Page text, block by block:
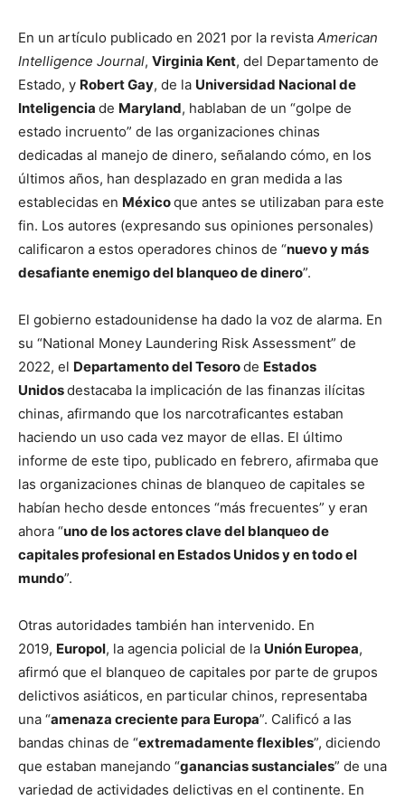
En un artículo publicado en 2021 por la revista American
Intelligence Journal, Virginia Kent, del Departamento de
Estado, y Robert Gay, de la Universidad Nacional de
Inteligencia de Maryland, hablaban de un “golpe de
estado incruento” de las organizaciones chinas
dedicadas al manejo de dinero, señalando cómo, en los
últimos años, han desplazado en gran medida a las
establecidas en Méxicoque antes se utilizaban para este
fin. Los autores (expresando sus opiniones personales)
calificaron a estos operadores chinos de “nuevo y más
desafiante enemigo del blanqueo de dinero”.
El gobierno estadounidense ha dado la voz de alarma. En
su “National Money Laundering Risk Assessment” de
2022, el Departamento del Tesorode Estados
Unidosdestacaba la implicación de las finanzas ilícitas
chinas, afirmando que los narcotraficantes estaban
haciendo un uso cada vez mayor de ellas. El último
informe de este tipo, publicado en febrero, afirmaba que
las organizaciones chinas de blanqueo de capitales se
habían hecho desde entonces “más frecuentes” y eran
ahora “uno de los actores clave del blanqueo de
capitales profesional en Estados Unidos y en todo el
mundo”.
Otras autoridades también han intervenido. En
2019, Europol, la agencia policial de la Unión Europea,
afirmó que el blanqueo de capitales por parte de grupos
delictivos asiáticos, en particular chinos, representaba
una “amenaza creciente para Europa”. Calificó a las
bandas chinas de “extremadamente flexibles”, diciendo
que estaban manejando “ganancias sustanciales” de una
variedad de actividades delictivas en el continente. En